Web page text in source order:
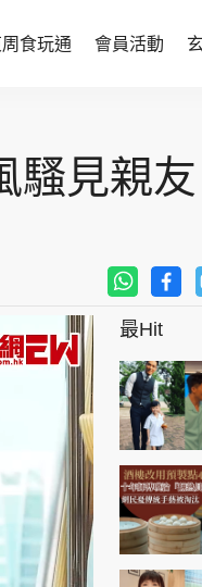
食玩通 會員活動
醫
明
責
玲
兄
東
娛
文
時
健
飲
騷見親
最Hit